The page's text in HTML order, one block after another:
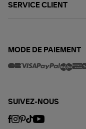
SERVICE CLIENT
MODE DE PAIEMENT
SUIVEZ-NOUS